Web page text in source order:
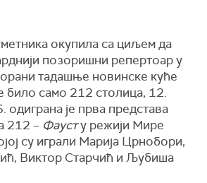
окупила са циљем да
позоришни репертоар у
тадашње новинске куће
било само 212 столица, 12.
је прва представа
212 – Фаусту режији Мире
су играли Марија Црнобори,
Виктор Старчић и Љубиша